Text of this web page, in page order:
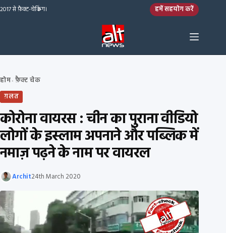
Skip to content
2017 से फ़ैक्ट-चेकिंग। हमें सहयोग करें
होम› फ़ैक्ट चेक
ग़लत
कोरोना वायरस : चीन का पुराना वीडियो
लोगों के इस्लाम अपनाने और पब्लिक में
नमाज़ पढ़ने के नाम पर वायरल
Archit24th March 2020